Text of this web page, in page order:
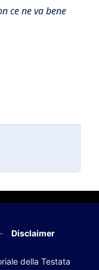
ce ne va bene
Disclaimer
della Testata